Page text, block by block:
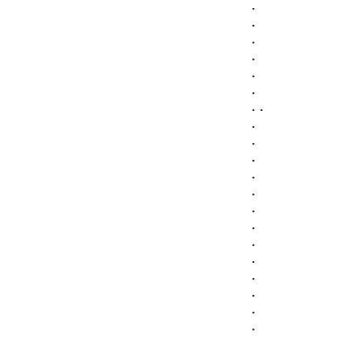
.
.
.
.
.
.
. .
.
.
.
.
.
.
.
.
.
.
.
.
.